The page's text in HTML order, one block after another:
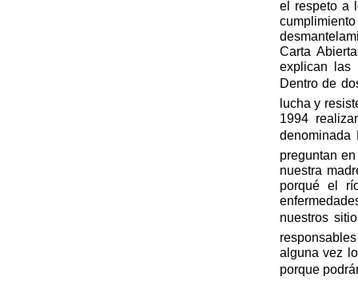
el respeto a
Carta
explican las
Dentro de
lucha y
1994
denominada
preguntan
nuestra
porqué el
nuestros
alguna vez
porque